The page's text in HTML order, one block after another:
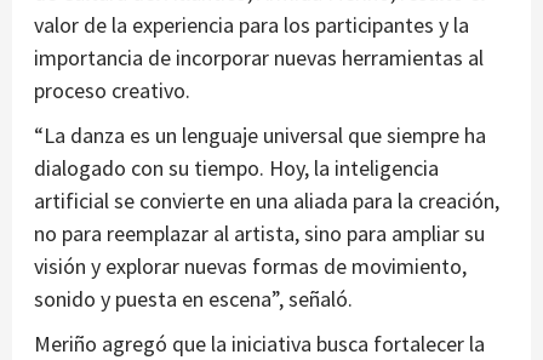
valor de la experiencia para los participantes y la
importancia de incorporar nuevas herramientas al
proceso creativo.
“La danza es un lenguaje universal que siempre ha
dialogado con su tiempo. Hoy, la inteligencia
artificial se convierte en una aliada para la creación,
no para reemplazar al artista, sino para ampliar su
visión y explorar nuevas formas de movimiento,
sonido y puesta en escena”, señaló.
Meriño agregó que la iniciativa busca fortalecer la